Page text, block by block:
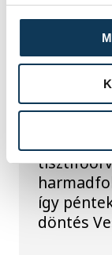
is
A tartós
így
döntés